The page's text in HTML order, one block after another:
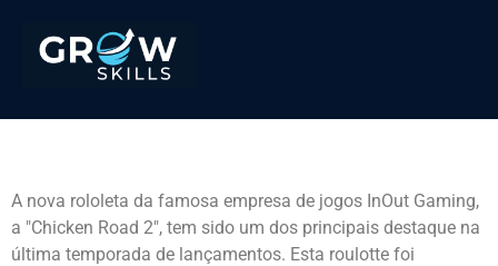
A nova rololeta da famosa empresa de jogos InOut Gaming,
a "Chicken Road 2", tem sido um dos principais destaque na
última temporada de lançamentos. Esta roulotte foi